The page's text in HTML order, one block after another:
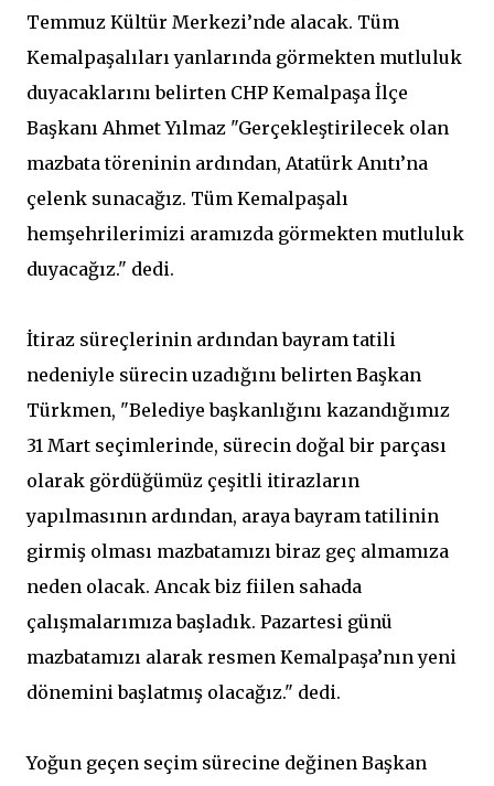
Temmuz Kültür Merkezi’nde alacak. Tüm
Kemalpaşalıları yanlarında görmekten mutluluk
duyacaklarını belirten CHP Kemalpaşa İlçe
Başkanı Ahmet Yılmaz "Gerçekleştirilecek olan
mazbata töreninin ardından, Atatürk Anıtı’na
çelenk sunacağız. Tüm Kemalpaşalı
hemşehrilerimizi aramızda görmekten mutluluk
duyacağız." dedi.
İtiraz süreçlerinin ardından bayram tatili
nedeniyle sürecin uzadığını belirten Başkan
Türkmen, "Belediye başkanlığını kazandığımız
31 Mart seçimlerinde, sürecin doğal bir parçası
olarak gördüğümüz çeşitli itirazların
yapılmasının ardından, araya bayram tatilinin
girmiş olması mazbatamızı biraz geç almamıza
neden olacak. Ancak biz fiilen sahada
çalışmalarımıza başladık. Pazartesi günü
mazbatamızı alarak resmen Kemalpaşa’nın yeni
dönemini başlatmış olacağız." dedi.
Yoğun geçen seçim sürecine değinen Başkan